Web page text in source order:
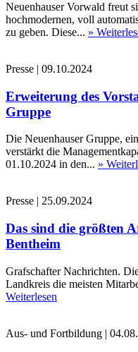
Neuenhauser Vorwald freut
hochmodernen, voll
zu geben. Diese... »
Presse | 09.10.2024
Erweiterung des
Gruppe
Die Neuenhauser Gruppe,
verstärkt die
01.10.2024 in den... »
Presse | 25.09.2024
Das sind die größten
Bentheim
Grafschafter Nachrichten.
Landkreis die meisten
Weiterlesen
Aus- und Fortbildung |